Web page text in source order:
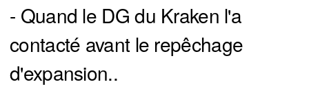
- Quand le DG du Kraken l'a
contacté avant le repêchage
d'expansion..